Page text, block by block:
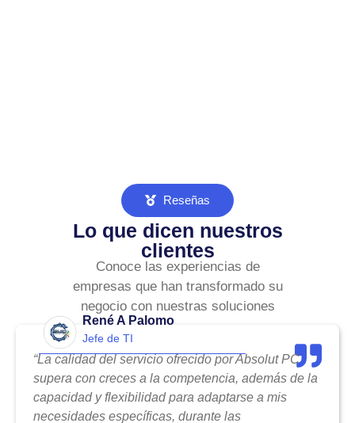
Reseñas
Lo que dicen nuestros
clientes
Conoce las experiencias de
empresas que han transformado su
negocio con nuestras soluciones
René A Palomo
Jefe de TI
“La calidad del servicio ofrecido por Absolut PC
supera con creces a la competencia, además de la
capacidad y flexibilidad para adaptarse a mis
necesidades específicas, durante las